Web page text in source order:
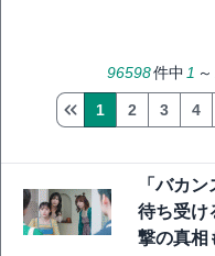
96598件中 1 ～
1 2 3 4
「バカ
待ち受け
撃の真相